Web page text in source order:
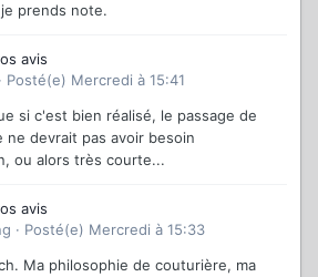
prends note.
avis
· Posté(e) Mercredi à 15:41
si c'est bien réalisé, le passage de
ne devrait pas avoir besoin
ou alors très courte...
avis
· Posté(e) Mercredi à 15:33
Ma philosophie de couturière, ma